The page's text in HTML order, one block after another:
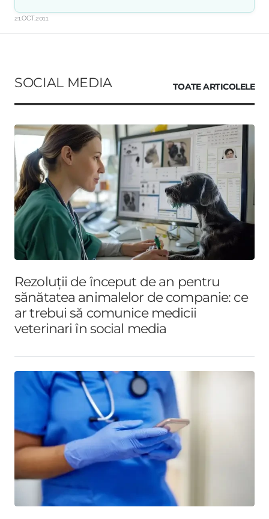
21.OCT.2011
SOCIAL MEDIA TOATE ARTICOLELE
Rezoluții de început de an pentru
sănătatea animalelor de companie: ce
ar trebui să comunice medicii
veterinari în social media